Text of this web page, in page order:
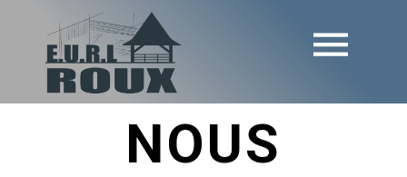
NOUS